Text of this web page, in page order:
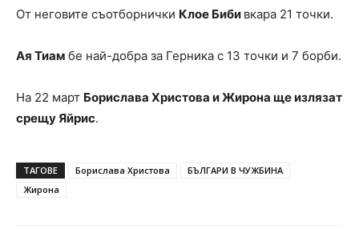
От неговите съотборнички Клое Биби вкара 21 точки.
Ая Тиам бе най-добра за Герника с 13 точки и 7 борби.
На 22 март Борислава Христова и Жирона ще излязат
срещу Яйрис.
ТАГОВЕ Борислава Христова
БЪЛГАРИ В ЧУЖБИНА
Жирона